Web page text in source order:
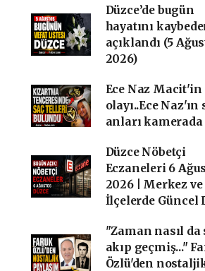
Düzce’de bugün
hayatını
açıklandı (5
2026)
Ece Naz Macit'in
olayı..Ece Naz'ın
anları kamerada
Düzce Nöbetçi
Eczaneleri 6
2026 | Merkez ve
İlçelerde Güncel
"Zaman nasıl da
akıp geçmiş..."
Özlü'den